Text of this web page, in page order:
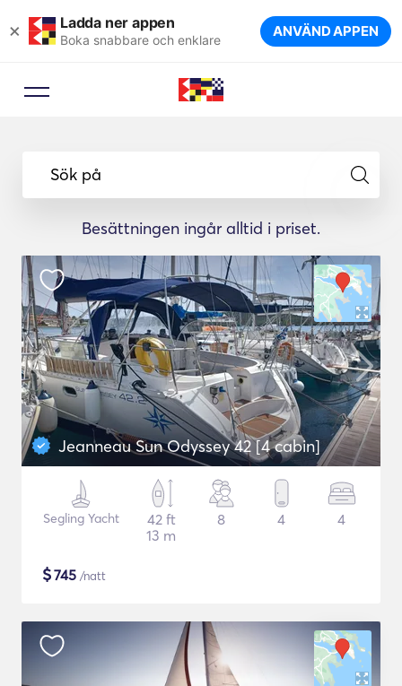
× Ladda ner appen
Boka snabbare och enklare ANVÄND APPEN
Sök på
Besättningen ingår alltid i priset.
Jeanneau Sun Odyssey 42 [4 cabin]
Segling Yacht
42 ft
13 m
8 4 4
$745 /natt